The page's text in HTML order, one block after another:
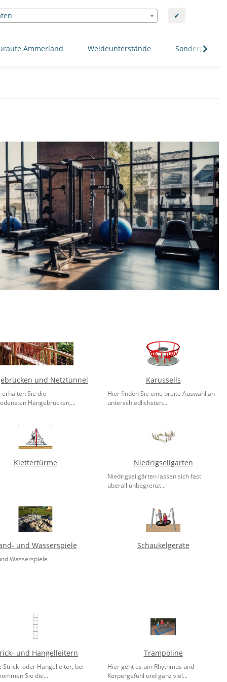
✔
Ammerland Weideunterstände Sonderposten
und Netztunnel
erhalten Sie die
Hängebrücken,...
Karussells
Hier finden Sie eine breite Auswahl an
unterschiedlichsten...
Klettertürme Niedrigseilgarten
Niedrigseilgärten lassen sich fast
überall unbegrenzt...
und Wasserspiele
Wasserspiele
Schaukelgeräte
und Hangelleitern
Strick- oder Hangelleiter, bei
Sie die...
Trampoline
Hier geht es um Rhythmus und
Körpergefühl und ganz viel...